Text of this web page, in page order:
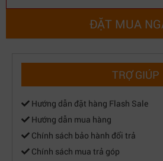
Hệ điều hành
Windows
Home &
11 + Office
35.85 x
Khối lượng
1.6 kg
Thông tin khác
ĐẶT MUA
TRỢ GIÚP
Hướng dẫn đặt hàng Flash Sale
Hướng dẫn mua hàng
Chính sách bảo hành đổi trả
Chính sách mua trả góp